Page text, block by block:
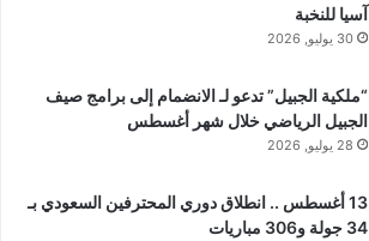
آسيا للنخبة
30 يوليو, 2026
“ملكية الجبيل” تدعو لـ الانضمام إلى برامج صيف
الجبيل الرياضي خلال شهر أغسطس
28 يوليو, 2026
13 أغسطس .. انطلاق دوري المحترفين السعودي بـ
34 جولة و306 مباريات